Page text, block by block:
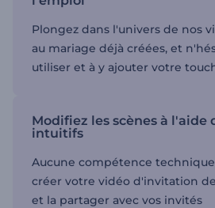
Plongez dans l'univers de nos
au mariage déjà créées, et
utiliser et à y ajouter votre
Modifiez les scènes à l'aide
intuitifs
Aucune compétence
créer votre vidéo d'invitation
et la partager avec vos invités